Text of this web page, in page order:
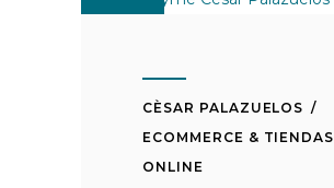
CÈSAR PALAZUELOS
ECOMMERCE & TIENDAS
ONLINE